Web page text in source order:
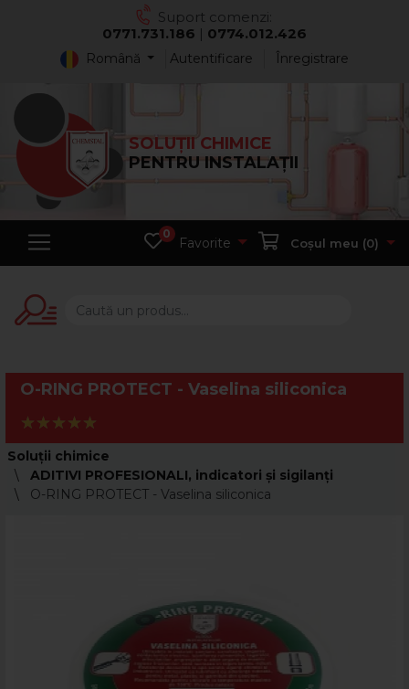
Suport comenzi:
0771.731.186 | 0774.012.426
Română Autentificare Înregistrare
SOLUȚII CHIMICE
PENTRU INSTALAȚII
0
Favorite Coșul meu (0)
O-RING PROTECT - Vaselina siliconica
Soluții chimice
ADITIVI PROFESIONALI, indicatori şi sigilanţi
O-RING PROTECT - Vaselina siliconica